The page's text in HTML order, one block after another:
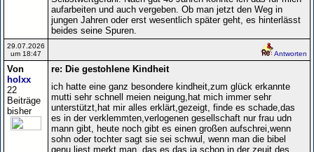
aufarbeiten und auch vergeben. Ob man jetzt den Weg in
jungen Jahren oder erst wesentlich später geht, es hinterlässt
beides seine Spuren.
29.07.2026
um 18:47
Antworten
Von
holxx
22
Beiträge
bisher
re: Die gestohlene Kindheit
ich hatte eine ganz besondere kindheit,zum glück erkannte
mutti sehr schnell meien neigung,hat mich immer sehr
unterstützt,hat mir alles erklärt,gezeigt, finde es schade,das
es in der verklemmten,verlogenen gesellschaft nur frau udn
mann gibt, heute noch gibt es einen großen aufschrei,wenn
sohn oder tochter sagt sie sei schwul, wenn man die bibel
genu liest,merkt man ,das es das ja schon in der zeuit des